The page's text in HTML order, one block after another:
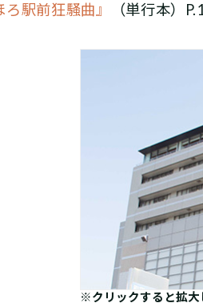
ろ駅前狂騒曲』 （単行本）
※クリックすると拡大